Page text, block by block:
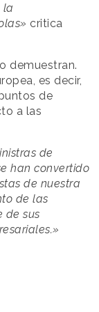
la
critica
demuestran.
es decir,
de
a las
de
han convertido
de nuestra
de las
de sus